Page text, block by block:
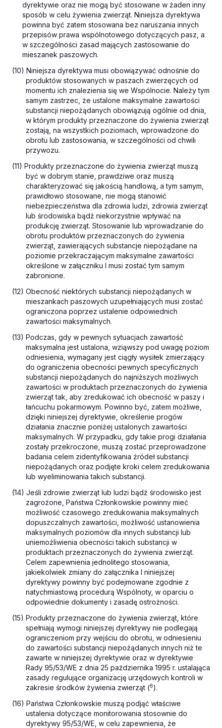
dyrektywie oraz nie mogą być stosowane w żaden inny
sposób w celu żywienia zwierząt. Niniejsza dyrektywa
powinna być zatem stosowana bez naruszania innych
przepisów prawa wspólnotowego dotyczących pasz, a
w szczególności zasad mających zastosowanie do
mieszanek paszowych.
(10) Niniejsza dyrektywa musi obowiązywać odnośnie do
produktów stosowanych w paszach zwierzęcych od
momentu ich znalezienia się we Wspólnocie. Należy tym
samym zastrzec, że ustalone maksymalne zawartości
substancji niepożądanych obowiązują ogólnie od dnia,
w którym produkty przeznaczone do żywienia zwierząt
zostają, na wszystkich poziomach, wprowadzone do
obrotu lub zastosowania, w szczególności od chwili
przywozu.
(11) Produkty przeznaczone do żywienia zwierząt muszą
być w dobrym stanie, prawdziwe oraz muszą
charakteryzować się jakością handlową, a tym samym,
prawidłowo stosowane, nie mogą stanowić
niebezpieczeństwa dla zdrowia ludzi, zdrowia zwierząt
lub środowiska bądź niekorzystnie wpływać na
produkcję zwierząt. Stosowanie lub wprowadzanie do
obrotu produktów przeznaczonych do żywienia
zwierząt, zawierających substancje niepożądane na
poziomie przekraczającym maksymalne zawartości
określone w załączniku I musi zostać tym samym
zabronione.
(12) Obecność niektórych substancji niepożądanych w
mieszankach paszowych uzupełniających musi zostać
ograniczona poprzez ustalenie odpowiednich
zawartości maksymalnych.
(13) Podczas, gdy w pewnych sytuacjach zawartość
maksymalna jest ustalona, wziąwszy pod uwagę poziom
odniesienia, wymagany jest ciągły wysiłek zmierzający
do ograniczenia obecności pewnych specyficznych
substancji niepożądanych do najniższych możliwych
zawartości w produktach przeznaczonych do żywienia
zwierząt tak, aby zredukować ich obecność w paszy i
łańcuchu pokarmowym. Powinno być, zatem możliwe,
dzięki niniejszej dyrektywie, określenie progów
działania znacznie poniżej ustalonych zawartości
maksymalnych. W przypadku, gdy takie progi działania
zostały przekroczone, muszą zostać przeprowadzone
badania celem zidentyfikowania źródeł substancji
niepożądanych oraz podjęte kroki celem zredukowania
lub wyeliminowania takich substancji.
(14) Jeśli zdrowie zwierząt lub ludzi bądź środowisko jest
zagrożone, Państwa Członkowskie powinny mieć
możliwość czasowego zredukowania maksymalnych
dopuszczalnych zawartości, możliwość ustanowienia
maksymalnych poziomów dla innych substancji lub
uniemożliwienia obecności takich substancji w
produktach przeznaczonych do żywienia zwierząt.
Celem zapewnienia jednolitego stosowania,
jakiekolwiek zmiany do załącznika I niniejszej
dyrektywy powinny być podejmowane zgodnie z
natychmiastową procedurą Wspólnoty, w oparciu o
odpowiednie dokumenty i zasadę ostrożności.
(15) Produkty przeznaczone do żywienia zwierząt, które
spełniają wymogi niniejszej dyrektywy nie podlegają
ograniczeniom przy wejściu do obrotu, w odniesieniu
do zawartości substancji niepożądanych innych niż te
zawarte w niniejszej dyrektywie oraz w dyrektywie
Rady 95/53/WE z dnia 25 października 1995 r. ustalająca
zasady regulujące organizację urzędowych kontroli w
zakresie środków żywienia zwierząt (6).
(16) Państwa Członkowskie muszą podjąć właściwe
ustalenia dotyczące monitorowania stosownie do
dyrektywy 95/53/WE, w celu zapewnienia, że